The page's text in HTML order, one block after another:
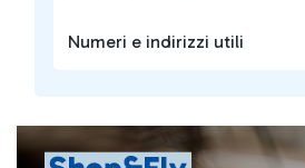
Numeri e indirizzi utili